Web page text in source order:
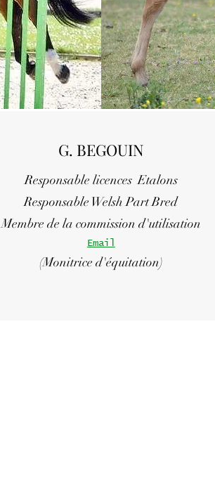
G. BEGOUIN
Responsable licences Etalons
Responsable Welsh Part Bred
Membre de la commission d'utilisation
Email
(Monitrice d'équitation)